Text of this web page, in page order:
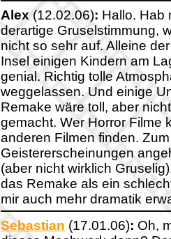
Alex(12.02.06): Hallo. Hab
derartige Gruselstimmung,
nicht so sehr auf. Alleine
Insel einigen Kindern am
genial. Richtig tolle
weggelassen. Und einige
Remake wäre toll, aber
gemacht. Wer Horror Filme
anderen Filmen finden.
Geistererscheinungen
(aber nicht wirklich
das Remake als ein
mir auch mehr dramatik
Sebastian (17.01.06): Oh,